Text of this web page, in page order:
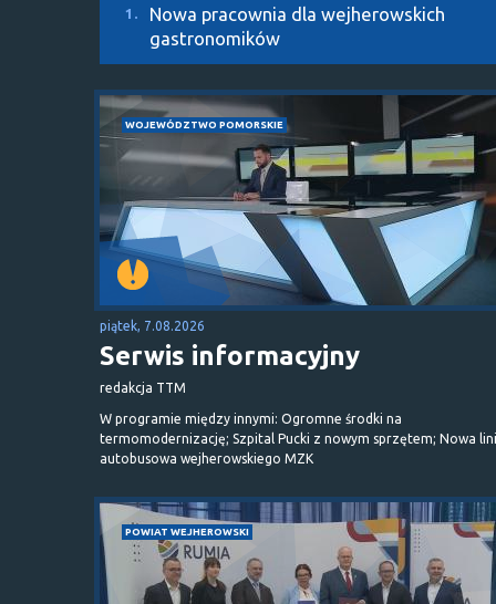
1.
Nowa pracownia dla wejherowskich
gastronomików
WOJEWÓDZTWO POMORSKIE
piątek, 7.08.2026
Serwis informacyjny
redakcja TTM
W programie między innymi: Ogromne środki na
termomodernizację; Szpital Pucki z nowym sprzętem; Nowa
autobusowa wejherowskiego MZK
POWIAT WEJHEROWSKI